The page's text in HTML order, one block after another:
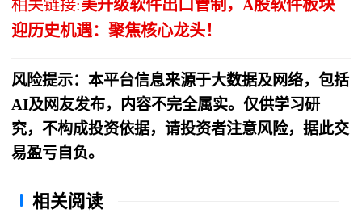
相关链接:美升级软件出口管制，A股软件板块
迎历史机遇：聚焦核心龙头！
风险提示：本平台信息来源于大数据及网络，包括
AI及网友发布，内容不完全属实。仅供学习研
究，不构成投资依据，请投资者注意风险，据此交
易盈亏自负。
相关阅读